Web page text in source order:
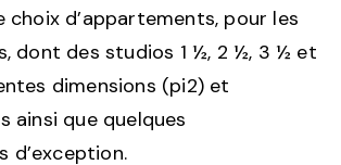
choix d’appartements, pour les
dont des studios 1 ½, 2 ½, 3 ½ et
dimensions (pi2) et
ainsi que quelques
d’exception.